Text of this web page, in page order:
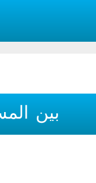
بین